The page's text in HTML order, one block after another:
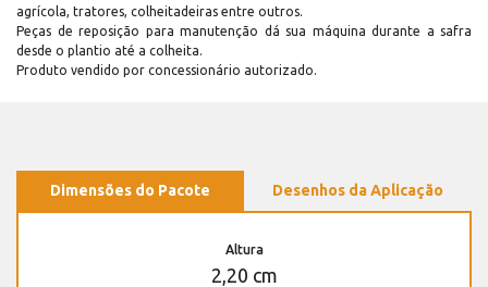
agrícola, tratores, colheitadeiras entre outros.
Peças de reposição para manutenção dá sua máquina durante a safra
desde o plantio até a colheita.
Produto vendido por concessionário autorizado.
Dimensões do Pacote Desenhos da Aplicação
Altura
2,20 cm